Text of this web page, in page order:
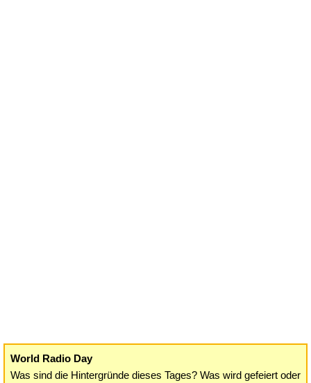
World Radio Day
Was sind die Hintergründe dieses Tages? Was wird gefeiert oder